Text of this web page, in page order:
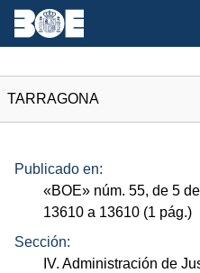
TARRAGONA
Publicado en:
«BOE» núm. 55, de 5
13610 a 13610 (1 pág.)
Sección:
IV. Administración de